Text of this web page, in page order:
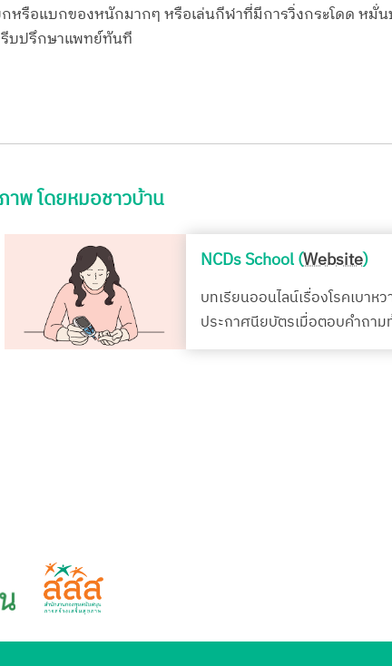
หรือแบกของหนักมากๆ หรือเล่นกีฬาที่มีการวิ่งกระโดด หมั่
บปรึกษาแพทย์ทันที
าพ โดยหมอชาวบ้าน
NCDs School (Website)
บทเรียนออนไลน์เรื่องโรคเบาหว
ประกาศนียบัตรเมื่อตอบคำถา